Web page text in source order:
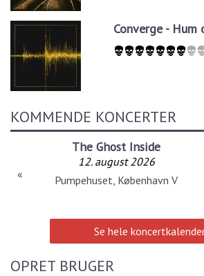
Converge -
KOMMENDE KONCERTER
The Ghost Inside
12. august 2026
Pumpehuset, København V
«
Se hele
OPRET BRUGER